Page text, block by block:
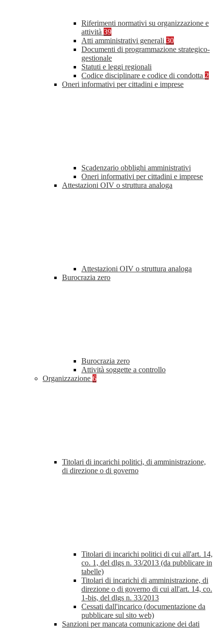
Riferimenti normativi su organizzazione e
attività 39
Atti amministrativi generali 30
Documenti di programmazione strategico-
gestionale
Statuti e leggi regionali
Codice disciplinare e codice di condotta 2
Oneri informativi per cittadini e imprese
Scadenzario obblighi amministrativi
Oneri informativi per cittadini e imprese
Attestazioni OIV o struttura analoga
Attestazioni OIV o struttura analoga
Burocrazia zero
Burocrazia zero
Attività soggette a controllo
Organizzazione 6
Titolari di incarichi politici, di amministrazione,
di direzione o di governo
Titolari di incarichi politici di cui all'art. 14,
co. 1, del dlgs n. 33/2013 (da pubblicare in
tabelle)
Titolari di incarichi di amministrazione, di
direzione o di governo di cui all'art. 14, co.
1-bis, del dlgs n. 33/2013
Cessati dall'incarico (documentazione da
pubblicare sul sito web)
Sanzioni per mancata comunicazione dei dati